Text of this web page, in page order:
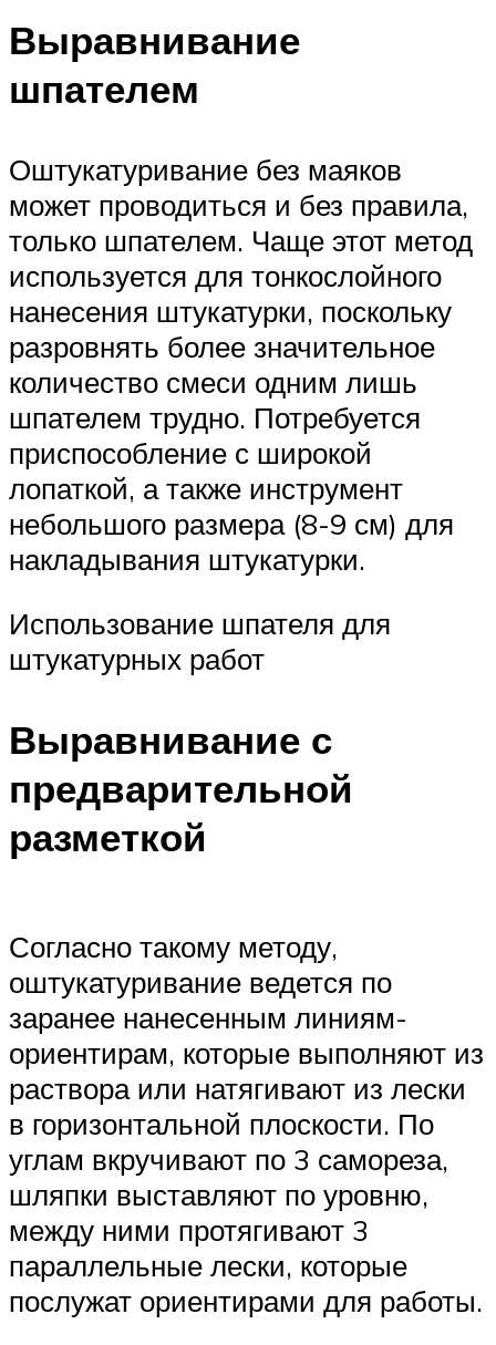
Выравнивание
шпателем
Оштукатуривание без маяков
может проводиться и без правила,
только шпателем. Чаще этот метод
используется для тонкослойного
нанесения штукатурки, поскольку
разровнять более значительное
количество смеси одним лишь
шпателем трудно. Потребуется
приспособление с широкой
лопаткой, а также инструмент
небольшого размера (8-9 см) для
накладывания штукатурки.
Использование шпателя для
штукатурных работ
Выравнивание с
предварительной
разметкой
Согласно такому методу,
оштукатуривание ведется по
заранее нанесенным линиям-
ориентирам, которые выполняют из
раствора или натягивают из лески
в горизонтальной плоскости. По
углам вкручивают по 3 самореза,
шляпки выставляют по уровню,
между ними протягивают 3
параллельные лески, которые
послужат ориентирами для работы.